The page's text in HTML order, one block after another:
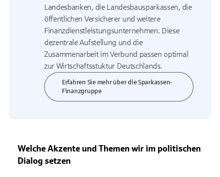
Landesbanken, die Landesbausparkassen, die
öffentlichen Versicherer und weitere
Finanzdienstleistungsunternehmen. Diese
dezentrale Aufstellung und die
Zusammenarbeit im Verbund passen optimal
zur Wirtschaftsstuktur Deutschlands.
Erfahren Sie mehr über die Sparkassen-
Finanzgruppe
Welche Akzente und Themen wir im politischen
Dialog setzen